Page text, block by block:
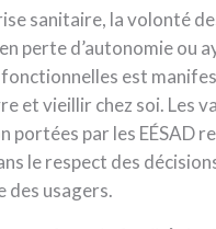
sanitaire, la volonté
perte d’autonomie ou
est
et vieillir chez soi. Les
portées par les EÉSAD
le respect des
des usagers.